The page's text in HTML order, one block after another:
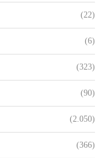
(22)
(6)
(323)
(90)
(2.050)
(366)